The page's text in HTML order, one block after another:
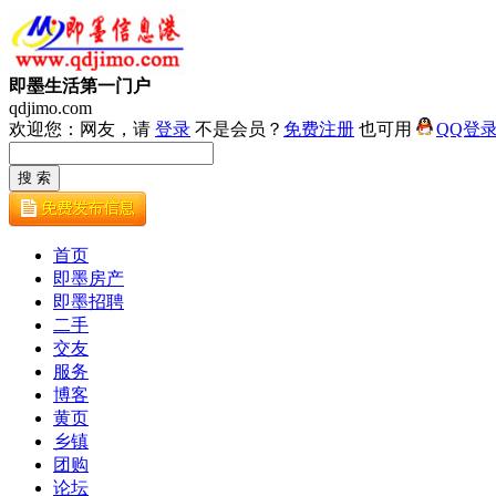
即墨生活第一门户
qdjimo.com
欢迎您：网友，请 登录 不是会员？ 免费注册 也可用 QQ登
首页
即墨房产
即墨招聘
二手
交友
服务
博客
黄页
乡镇
团购
论坛